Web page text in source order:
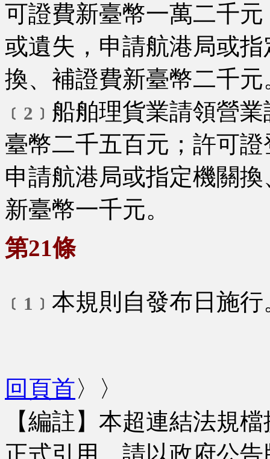
可證費新臺幣一萬二千
或遺失，申請航港局或
換、補證費新臺幣二千元
﹝2﹞ 船舶理貨業請領營
臺幣二千五百元；許可
申請航港局或指定機關
新臺幣一千元。
第21條
﹝1﹞ 本規則自發布日施行
回頁首〉〉
【編註】本超連結法規